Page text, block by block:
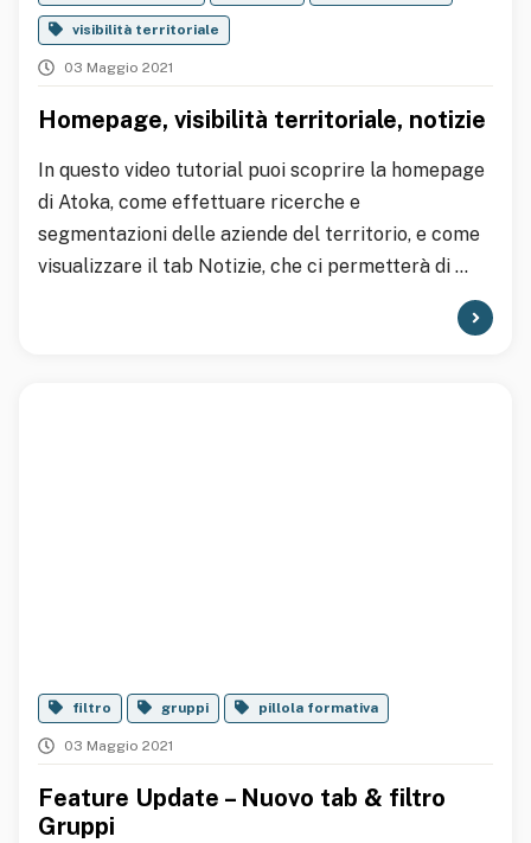
visibilità territoriale
03 Maggio 2021
Homepage, visibilità territoriale, notizie
In questo video tutorial puoi scoprire la homepage
di Atoka, come effettuare ricerche e
segmentazioni delle aziende del territorio, e come
visualizzare il tab Notizie, che ci permetterà di ...
filtro gruppi pillola formativa
03 Maggio 2021
Feature Update – Nuovo tab & filtro
Gruppi